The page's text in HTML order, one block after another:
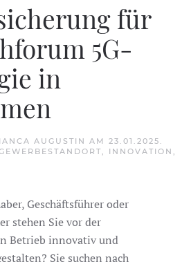
für
5G-
in
AUGUSTIN AM 23.01.2025
INNOVATION
Geschäftsführer oder
stehen Sie vor der
Betrieb innovativ und
Sie suchen nach